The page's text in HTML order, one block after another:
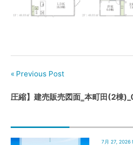
密
HOUSE
Previous Post
圧縮】建売販売図面‗本町田(2棟
7月 27, 2026